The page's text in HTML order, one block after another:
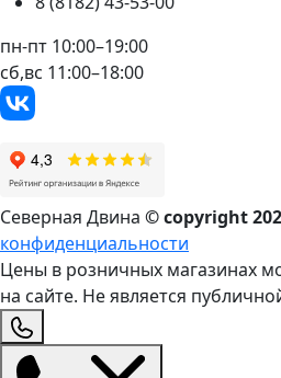
пн-пт 10:00–19:00
сб,вс 11:00–18:00
Северная Двина © copyright
конфиденциальности
Цены в розничных магазинах
на сайте. Не является